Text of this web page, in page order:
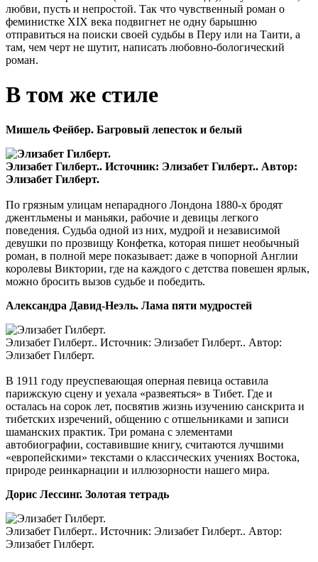
любви, пусть и непростой. Так что чувственный роман о
феминистке XIX века подвигнет не одну барышню
отправиться на поиски своей судьбы в Перу или на Таити, а
там, чем черт не шутит, написать любовно-бологический
роман.
В том же стиле
Мишель Фейбер. Багровый лепесток и белый
Элизабет Гилберт.. Источник: Элизабет Гилберт.. Автор:
Элизабет Гилберт.
По грязным улицам непарадного Лондона 1880-х бродят
джентльмены и маньяки, рабочие и девицы легкого
поведения. Судьба одной из них, мудрой и независимой
девушки по прозвищу Конфетка, которая пишет необычный
роман, в полной мере показывает: даже в чопорной Англии
королевы Виктории, где на каждого с детства повешен ярлык,
можно бросить вызов судьбе и победить.
Александра Давид-Неэль. Лама пяти мудростей
Элизабет Гилберт.. Источник: Элизабет Гилберт.. Автор:
Элизабет Гилберт.
В 1911 году преуспевающая оперная певица оставила
парижскую сцену и уехала «развеяться» в Тибет. Где и
осталась на сорок лет, посвятив жизнь изучению санскрита и
тибетских изречений, общению с отшельниками и записи
шаманских практик. Три романа с элементами
автобиографии, составившие книгу, считаются лучшими
«европейскими» текстами о классических учениях Востока,
природе реинкарнации и иллюзорности нашего мира.
Дорис Лессинг. Золотая тетрадь
Элизабет Гилберт.. Источник: Элизабет Гилберт.. Автор:
Элизабет Гилберт.